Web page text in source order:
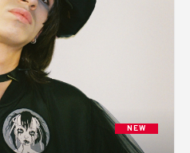
NEW